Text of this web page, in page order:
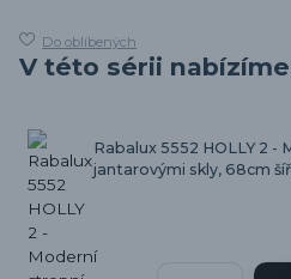
Do oblíbených
V této sérii
Rabalux 5552 HOLLY 2
jantarovými skly, 68cm